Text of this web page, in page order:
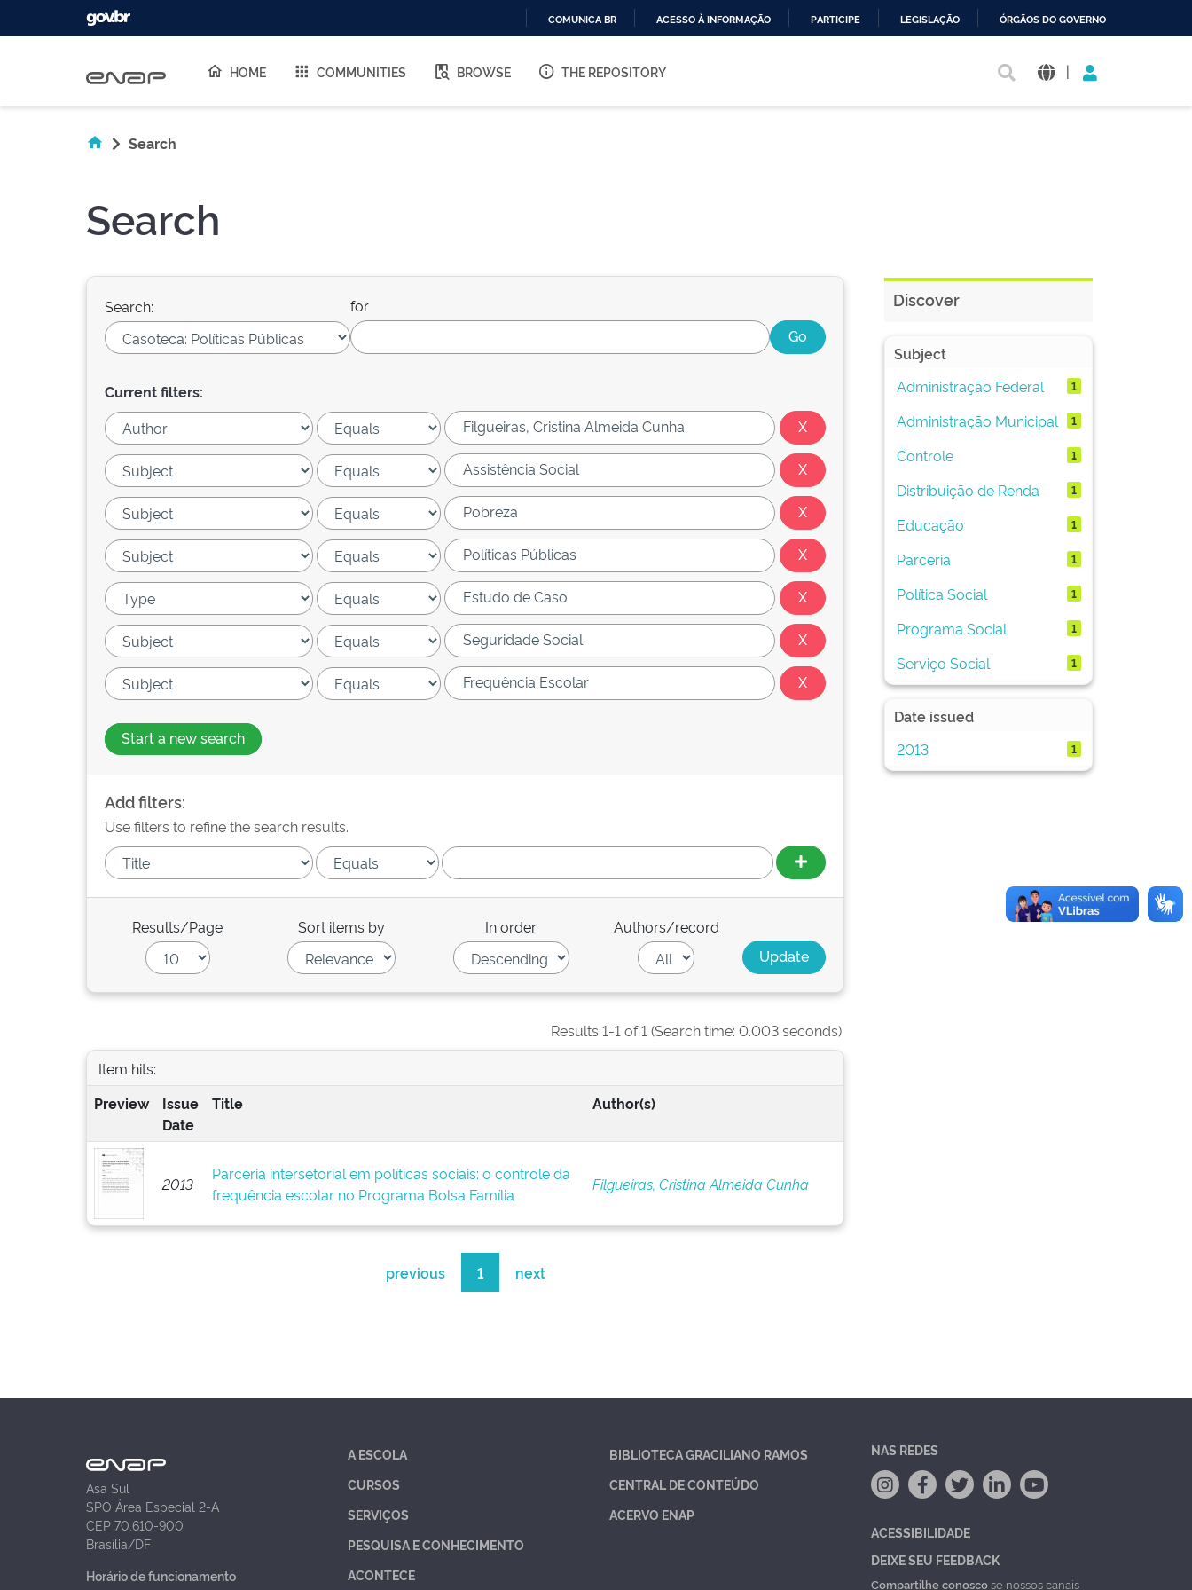
O
COMUNICA BR ACESSO À INFORMAÇÃO PARTICIPE LEGISLAÇÃO ÓRGÃOS DO GOVERNO
HOME COMMUNITIES BROWSE THE REPOSITORY |
Search
Search
Search: for
Current filters:
Start a new search
Add filters:
Use filters to refine the search results.
Results/Page Sort items by In order Authors/record
Results 1-1 of 1 (Search time: 0.003 seconds).
Item hits:
Preview
Issue
Date
Title Author(s)
2013
Parceria intersetorial em políticas sociais: o controle da
frequência escolar no Programa Bolsa Família
Filgueiras, Cristina Almeida Cunha
previous 1 next
Discover
Subject
Administração Federal
1
Administração Municipal 1
Controle 1
Distribuição de Renda 1
Educação 1
Parceria 1
Política Social 1
Programa Social 1
Serviço Social 1
Date issued
2013
1
Asa Sul
SPO Área Especial 2-A
CEP 70.610-900
Brasília/DF
Horário de funcionamento
A ESCOLA
CURSOS
SERVIÇOS
PESQUISA E CONHECIMENTO
ACONTECE
BIBLIOTECA GRACILIANO RAMOS
CENTRAL DE CONTEÚDO
ACERVO ENAP
NAS REDES
ACESSIBILIDADE
DEIXE SEU FEEDBACK
Compartilhe conoscose nossos canais